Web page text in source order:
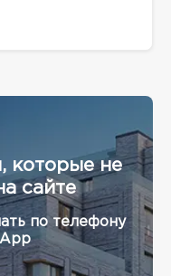
которые не
сайте
по телефону